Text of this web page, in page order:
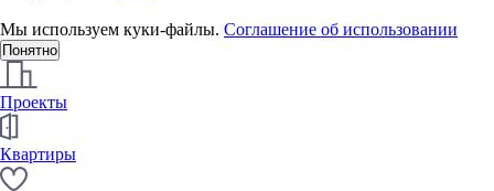
Мы используем куки-файлы. Соглашение об использовании
Понятно
Проекты
Квартиры